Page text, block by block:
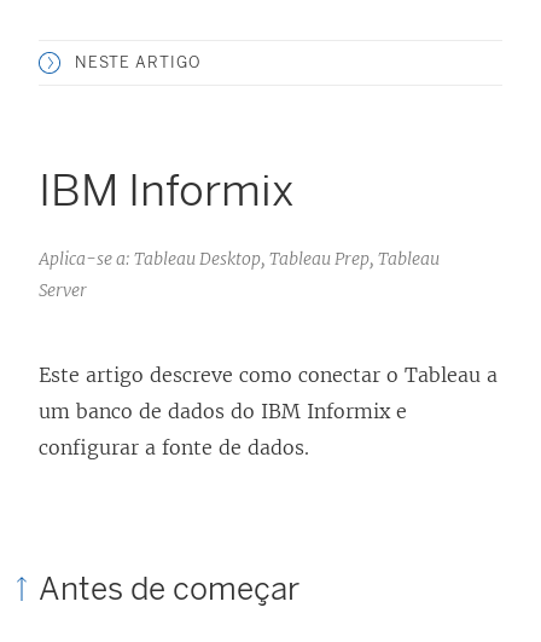
NESTE ARTIGO
IBM Informix
Aplica-se a: Tableau Desktop, Tableau Prep, Tableau
Server
Este artigo descreve como conectar o Tableau a
um banco de dados do IBM Informix e
configurar a fonte de dados.
Antes de começar